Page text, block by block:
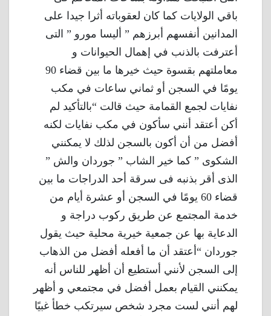
باقي الولايات كما كان لعقوباته أثرا جيدا على
المدانين أنفسهم أبرزهم ” أليسا مورو ” التى
أعترفت بالذنب في إهمال الحيوانات و
معاملتهم بقسوة حيث خيرها ما بين قضاء 90
يومًا في السجن أو ثماني ساعات في مكب
نفايات لجمع القمامة حيث قالت “بالتأكيد لم
أكن أعتقد أنني سأكون في مكب نفايات لكنه
أفضل من أن أكون بالسجن لذلك لا يمكنني
الشكوى ” كما خير الشاب ” جوردان والش ”
الذى أقر بذنبه فى سرقة أحد الدراجات ما بين
قضاء 60 يومًا في السجن أو عشرة أيام من
خدمة المجتمع عن طريق ركوب دراجة و
الدعاية بها عن جمعية خيرية محلية حيث يقول
جوردان “أعتقد أن ما أفعله أفضل من الذهاب
إلى السجن لأنني أستطيع أن أظهر للناس أنه
يمكنني القيام بعمل أفضل في مجتمعي و أظهر
لهم أنني لست مجرد شخص سيرتكب خطأ غبيًا